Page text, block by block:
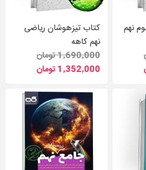
نهم
کتاب تیزهوشان ریاضی
نهم کاهه
1٬690٬000 تومان
1٬352٬000 تومان